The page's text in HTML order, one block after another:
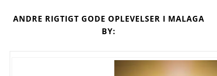
ANDRE RIGTIGT GODE OPLEVELSER I MALAGA
BY: